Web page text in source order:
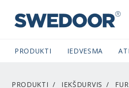
SWEDOORLATVIA
PRODUKTI IEDVESMA
PRODUKTI IEKŠDURVIS